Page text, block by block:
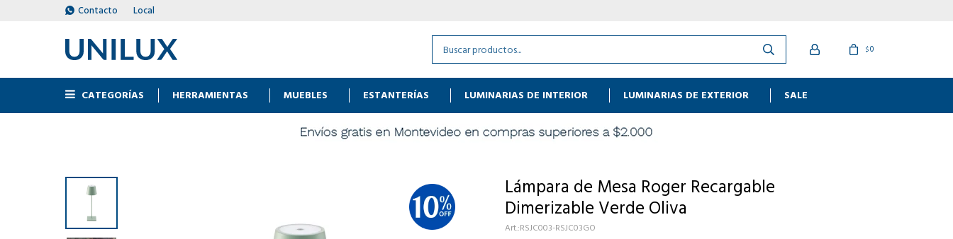
CATEGORÍAS HERRAMIENTAS MUEBLES ESTANTERÍAS LUMINARIAS DE INTERIOR LUMINARIAS DE EXTERIOR SALE
$0
Contacto Local
Lámpara de Mesa Roger Recargable
Dimerizable Verde Oliva
RSJC003-RSJC03GO